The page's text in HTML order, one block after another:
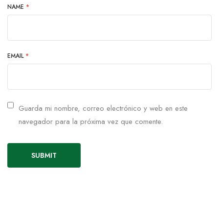
NAME *
EMAIL *
Guarda mi nombre, correo electrónico y web en este
navegador para la próxima vez que comente.